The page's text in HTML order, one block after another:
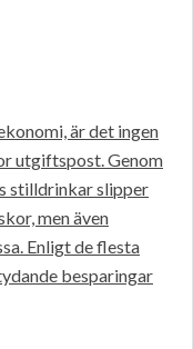
är det ingen
utgiftspost. Genom
stilldrinkar slipper
men även
Enligt de flesta
besparingar